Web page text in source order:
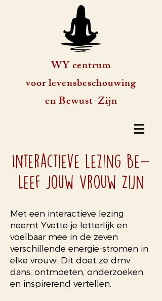
WY centrum
voor levensbeschouwing
en Bewust-Zijn
Interactieve lezing Be-
Leef jouw Vrouw Zijn
Met een interactieve lezing
neemt Yvette je letterlijk en
voelbaar mee in de zeven
verschillende energie-stromen in
elke vrouw. Dit doet ze dmv
dans, ontmoeten, onderzoeken
en inspirerend vertellen.